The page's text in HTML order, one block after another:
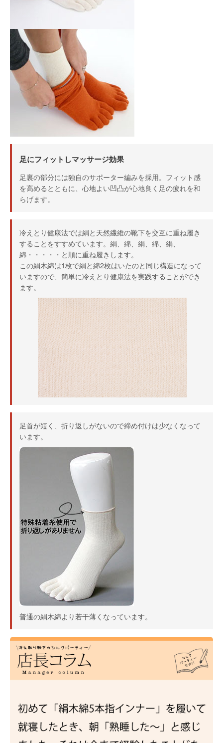
足にフィットしマッサージ効果
足裏の部分には独自のサポーター編みを採用。フィット感
を高めるとともに、心地よい凹凸が心地良く足の疲れを和
らげます。
冷えとり健康法では絹と天然繊維の靴下を交互に重ね履き
することをすすめています。絹、綿、絹、綿、絹、
綿・・・・・と順に重ね履きします。
この絹木綿は1枚で絹と綿2枚はいたのと同じ構造になって
いますので、簡単に冷えとり健康法を実践することができ
ます。
足首が短く、折り返しがないので締め付けは少なくなって
います。
普通の絹木綿より若干薄くなっています。